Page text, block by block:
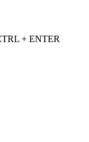
+ ENTER